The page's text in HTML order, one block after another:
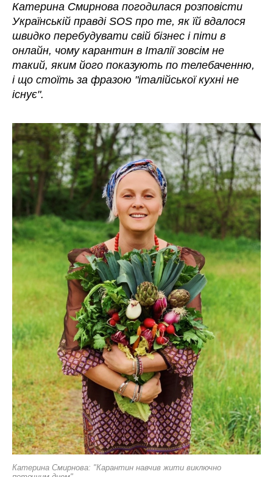
Катерина Смирнова погодилася розповісти
Українській правді SOS про те, як їй вдалося
швидко перебудувати свій бізнес і піти в
онлайн, чому карантин в Італії зовсім не
такий, яким його показують по телебаченню,
і що стоїть за фразою "італійської кухні не
існує".
Катерина Смирнова: "Карантин навчив жити виключно